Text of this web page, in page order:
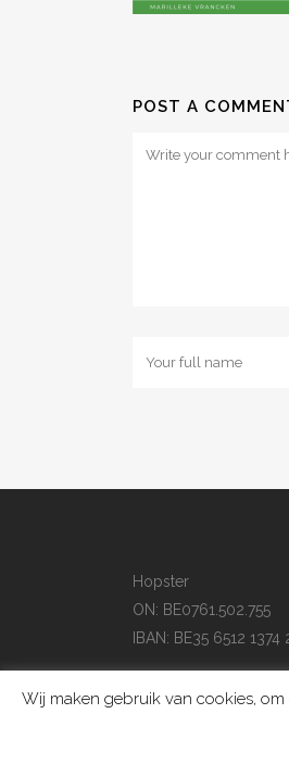
POST A
Hopster
ON: BE0761.502.755
IBAN: BE35 6512 1374
Wij maken gebruik van cookies,